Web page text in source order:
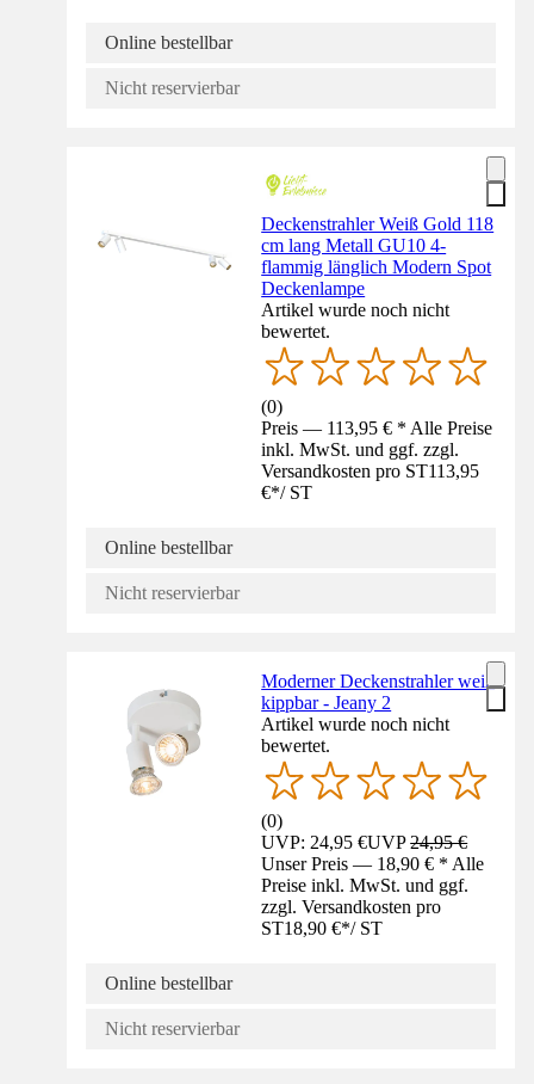
Online bestellbar
Nicht reservierbar
Deckenstrahler Weiß Gold 118
cm lang Metall GU10 4-
flammig länglich Modern Spot
Deckenlampe
Artikel wurde noch nicht
bewertet.
(0)
Preis — 113,95 € * Alle Preise
inkl. MwSt. und ggf. zzgl.
Versandkosten pro ST113,95
€*/ ST
Online bestellbar
Nicht reservierbar
Moderner Deckenstrahler weiß
kippbar - Jeany 2
Artikel wurde noch nicht
bewertet.
(0)
UVP: 24,95 €UVP24,95 €
Unser Preis — 18,90 € * Alle
Preise inkl. MwSt. und ggf.
zzgl. Versandkosten pro
ST18,90 €*/ ST
Online bestellbar
Nicht reservierbar